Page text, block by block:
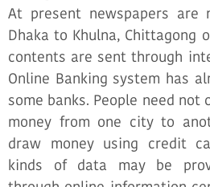
At present newspapers are
Dhaka to Khulna, Chittagong
contents are sent through
Online Banking system has
some banks. People need not
money from one city to
draw money using credit
kinds of data may be